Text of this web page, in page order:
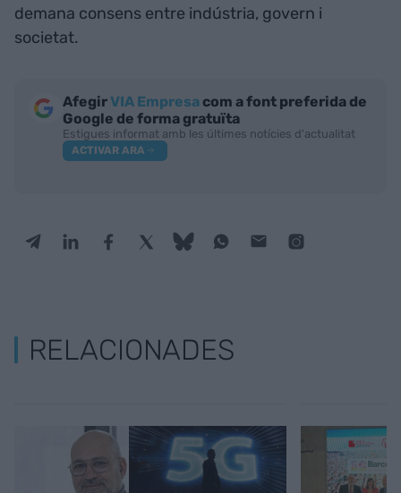
demana consens entre indústria, govern i
societat.
AfegirVIA Empresa com a font preferida de
Google de forma gratuïta
Estigues informat amb les últimes notícies d'actualitat
ACTIVAR ARA
RELACIONADES